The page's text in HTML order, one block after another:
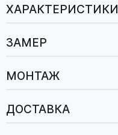
ХАРАКТЕРИСТИКИ
ЗАМЕР
МОНТАЖ
ДОСТАВКА